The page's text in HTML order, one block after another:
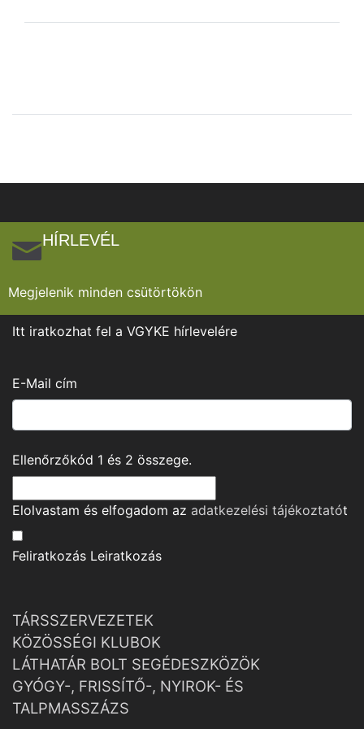
HÍRLEVÉL
Megjelenik minden csütörtökön
Itt iratkozhat fel a VGYKE hírlevelére
E-Mail cím
Ellenőrzőkód 1 és 2 összege.
Elolvastam és elfogadom az adatkezelési tájékoztatót
Feliratkozás Leiratkozás
TÁRSSZERVEZETEK
KÖZÖSSÉGI KLUBOK
LÁTHATÁR BOLT SEGÉDESZKÖZÖK
GYÓGY-, FRISSÍTŐ-, NYIROK- ÉS
TALPMASSZÁZS